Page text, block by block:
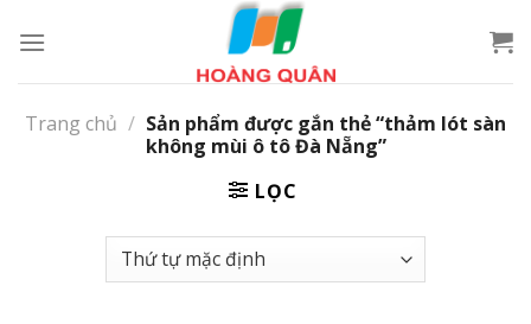
Trang chủ / Sản phẩm được gắn thẻ “thảm lót sàn
không mùi ô tô Đà Nẵng”
LỌC